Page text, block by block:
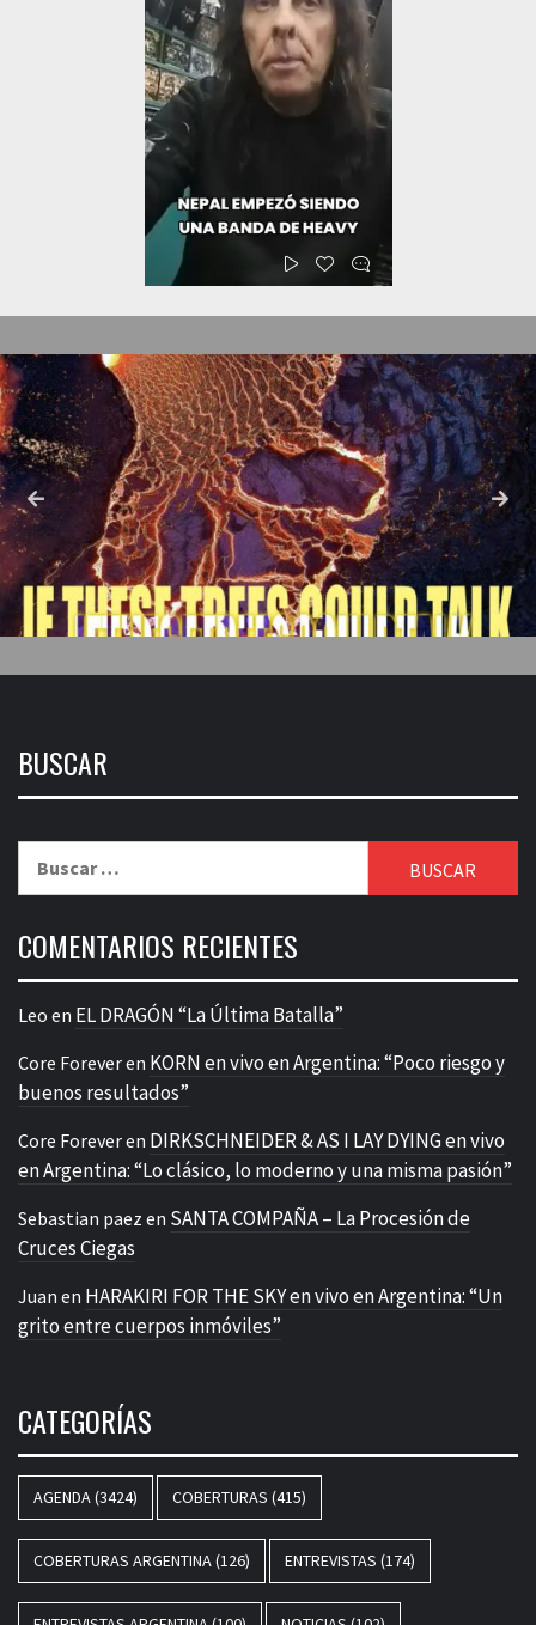
BUSCAR
COMENTARIOS RECIENTES
Leo en EL DRAGÓN “La Última Batalla”
Core Foreveren KORN en vivo en Argentina: “Poco riesgo y
buenos resultados”
Core Foreveren DIRKSCHNEIDER & AS I LAY DYING en vivo
en Argentina: “Lo clásico, lo moderno y una misma pasión”
Sebastian paez en SANTA COMPAÑA – La Procesión de
Cruces Ciegas
Juan en HARAKIRI FOR THE SKY en vivo en Argentina: “Un
grito entre cuerpos inmóviles”
CATEGORÍAS
AGENDA(3424) COBERTURAS (415)
COBERTURAS ARGENTINA(126) ENTREVISTAS (174)